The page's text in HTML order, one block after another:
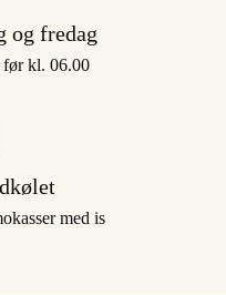
og fredag
før kl. 06.00
med is